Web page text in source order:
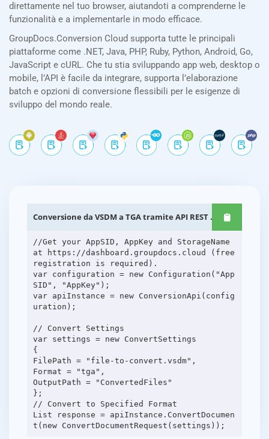
direttamente nel tuo browser, aiutandoti a comprenderne le
funzionalità e a implementarle in modo efficace.
GroupDocs.Conversion Cloud supporta tutte le principali
piattaforme come .NET, Java, PHP, Ruby, Python, Android, Go,
JavaScript e cURL. Che tu stia sviluppando app web, desktop o
mobile, l’API è facile da integrare, supporta l’elaborazione
batch e opzioni di conversione flessibili per le esigenze di
sviluppo del mondo reale.
Conversione da VSDM a TGA tramite API REST .NET
//Get your AppSID, AppKey and StorageName
at https://dashboard.groupdocs.cloud (free
registration is required).
var configuration = new Configuration("App
SID", "AppKey");
var apiInstance = new ConversionApi(config
uration);
// Convert Settings
var settings = new ConvertSettings
{
FilePath = "file-to-convert.vsdm",
Format = "tga",
OutputPath = "ConvertedFiles"
};
// Convert to Specified Format
List response = apiInstance.ConvertDocumen